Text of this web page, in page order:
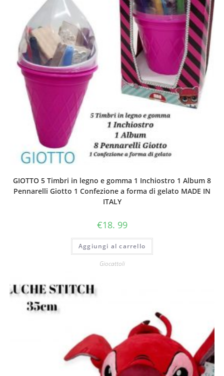
GIOTTO 5 Timbri in legno e gomma 1 Inchiostro 1 Album 8
Pennarelli Giotto 1 Confezione a forma di gelato MADE IN
ITALY
€18. 99
Aggiungi al carrello
Giocattoli